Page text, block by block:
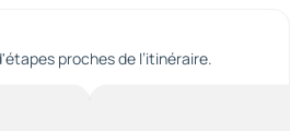
proches de l’itinéraire.